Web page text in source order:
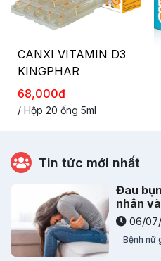
CANXI VITAMIN D3
KINGPHAR
68,000đ
/ Hộp 20 ống 5ml
Tin tức mới nhất
Đau
nhân
06/
Bệnh nữ